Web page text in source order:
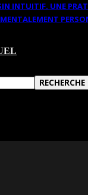
INTUITIF. UNE